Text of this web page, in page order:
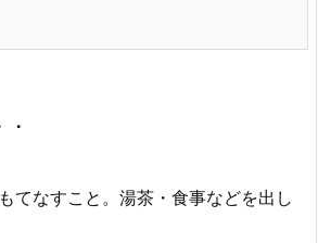
てなすこと。湯茶・食事などを出し